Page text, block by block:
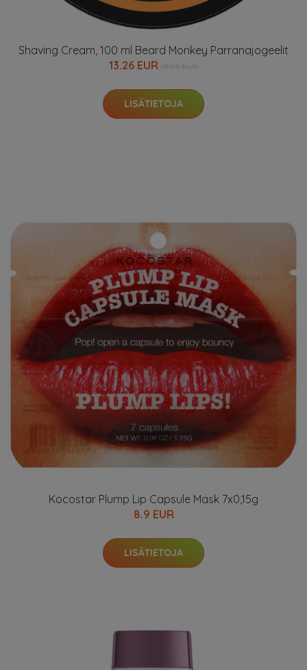
Shaving Cream, 100 ml Beard Monkey Parranajogeelit
13.26 EUR
LISÄTIETOJA
Kocostar Plump Lip Capsule Mask 7x0,15g
8.9 EUR
LISÄTIETOJA